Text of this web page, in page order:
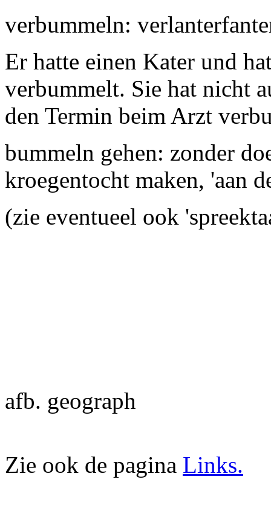
verbummeln:
Er hatte einen Kater und
verbummelt. Sie hat nicht
den Termin beim Arzt
bummeln gehen: zonder
kroegentocht maken, 'aan
(zie eventueel ook
afb. geograph
Zie ook de pagina Links.